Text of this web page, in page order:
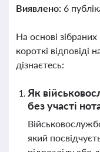
Виявлено: 6
На основі
короткі відповіді
дізнаєтесь:
Як
без участі
який